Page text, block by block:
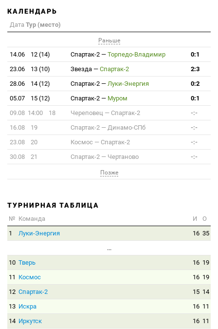
КАЛЕНДАРЬ
Дата Тур (место)
Раньше
14.06 12 (14) Спартак-2 — Торпедо-Владимир
0:1
23.06
13 (10) Звезда — Спартак-2
2:3
28.06
14 (12) Спартак-2 — Луки-Энергия
0:2
05.07
15 (12) Спартак-2 — Муром
0:1
09.08 14:00
18 Череповец — Спартак-2
-:-
16.08
19 Спартак-2 — Динамо-СПб
-:-
23.08
20 Космос — Спартак-2
-:-
30.08
21 Спартак-2 — Чертаново -:-
Позже
ТУРНИРНАЯ ТАБЛИЦА
№ Команда И
О
1
Луки-Энергия 16 35
...
10 Тверь 16 19
11 Космос 16 19
12 Спартак-2 15 14
13 Искра 16 11
14 Иркутск 16 11